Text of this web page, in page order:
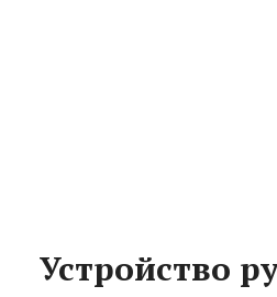
Устройство